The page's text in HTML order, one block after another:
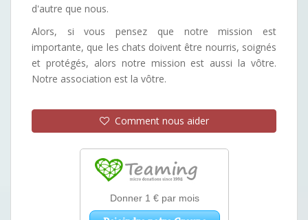
d'autre que nous.
Alors, si vous pensez que notre mission est
importante, que les chats doivent être nourris, soignés
et protégés, alors notre mission est aussi la vôtre.
Notre association est la vôtre.
Comment nous aider